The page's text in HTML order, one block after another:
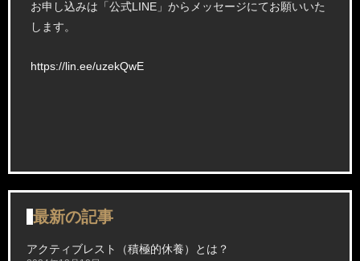
お申し込みは「公式LINE」からメッセージにてお願いいた
します。
https://lin.ee/uzekQwE
最新の記事
アクティブレスト（積極的休養）とは？